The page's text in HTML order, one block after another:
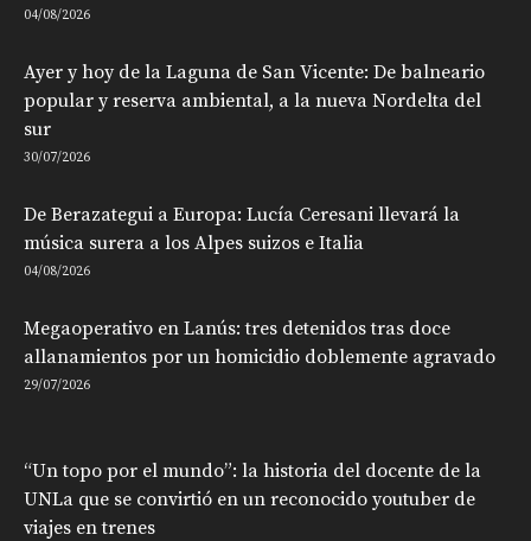
04/08/2026
Ayer y hoy de la Laguna de San Vicente: De balneario
popular y reserva ambiental, a la nueva Nordelta del
sur
30/07/2026
De Berazategui a Europa: Lucía Ceresani llevará la
música surera a los Alpes suizos e Italia
04/08/2026
Megaoperativo en Lanús: tres detenidos tras doce
allanamientos por un homicidio doblemente agravado
29/07/2026
“Un topo por el mundo”: la historia del docente de la
UNLa que se convirtió en un reconocido youtuber de
viajes en trenes